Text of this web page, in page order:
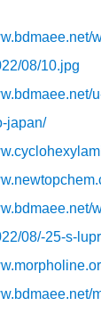
08/10.jpg
japan/
08/-25-s-